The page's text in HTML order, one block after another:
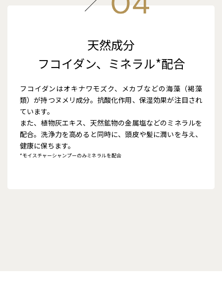
天然成分
フコイダン、ミネラル*配合
フコイダンはオキナワモズク、メカブなどの海藻（褐藻
類）が持つヌメリ成分。抗酸化作用、保湿効果が注目され
ています。
また、植物灰エキス、天然鉱物の金属塩などのミネラルを
配合。洗浄力を高めると同時に、頭皮や髪に潤いを与え、
健康に保ちます。
*モイスチャーシャンプーのみミネラルを配合